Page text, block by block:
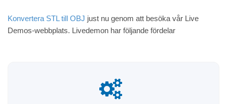
Konvertera STL till OBJ just nu genom att besöka vår Live
Demos-webbplats. Livedemon har följande fördelar